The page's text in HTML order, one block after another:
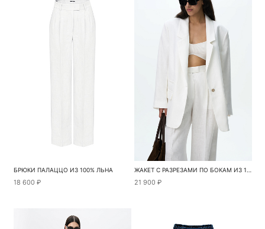
БРЮКИ ПАЛАЦЦО ИЗ 100% ЛЬНА
18 600 ₽
ЖАКЕТ С РАЗРЕЗАМИ ПО БОКАМ ИЗ 100% ЛЬНА
21 900 ₽